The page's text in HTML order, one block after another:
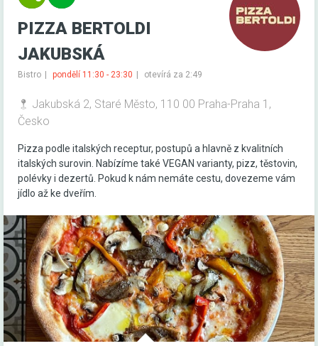
PIZZA BERTOLDI
JAKUBSKÁ
Bistro pondělí 11:30 - 23:30 otevírá za 2:49
Jakubská 2, Staré Město, 110 00 Praha-Praha 1,
Česko
Pizza podle italských receptur, postupů a hlavně z kvalitních
italských surovin. Nabízíme také VEGAN varianty, pizz, těstovin,
polévky i dezertů. Pokud k nám nemáte cestu, dovezeme vám
jídlo až ke dveřím.